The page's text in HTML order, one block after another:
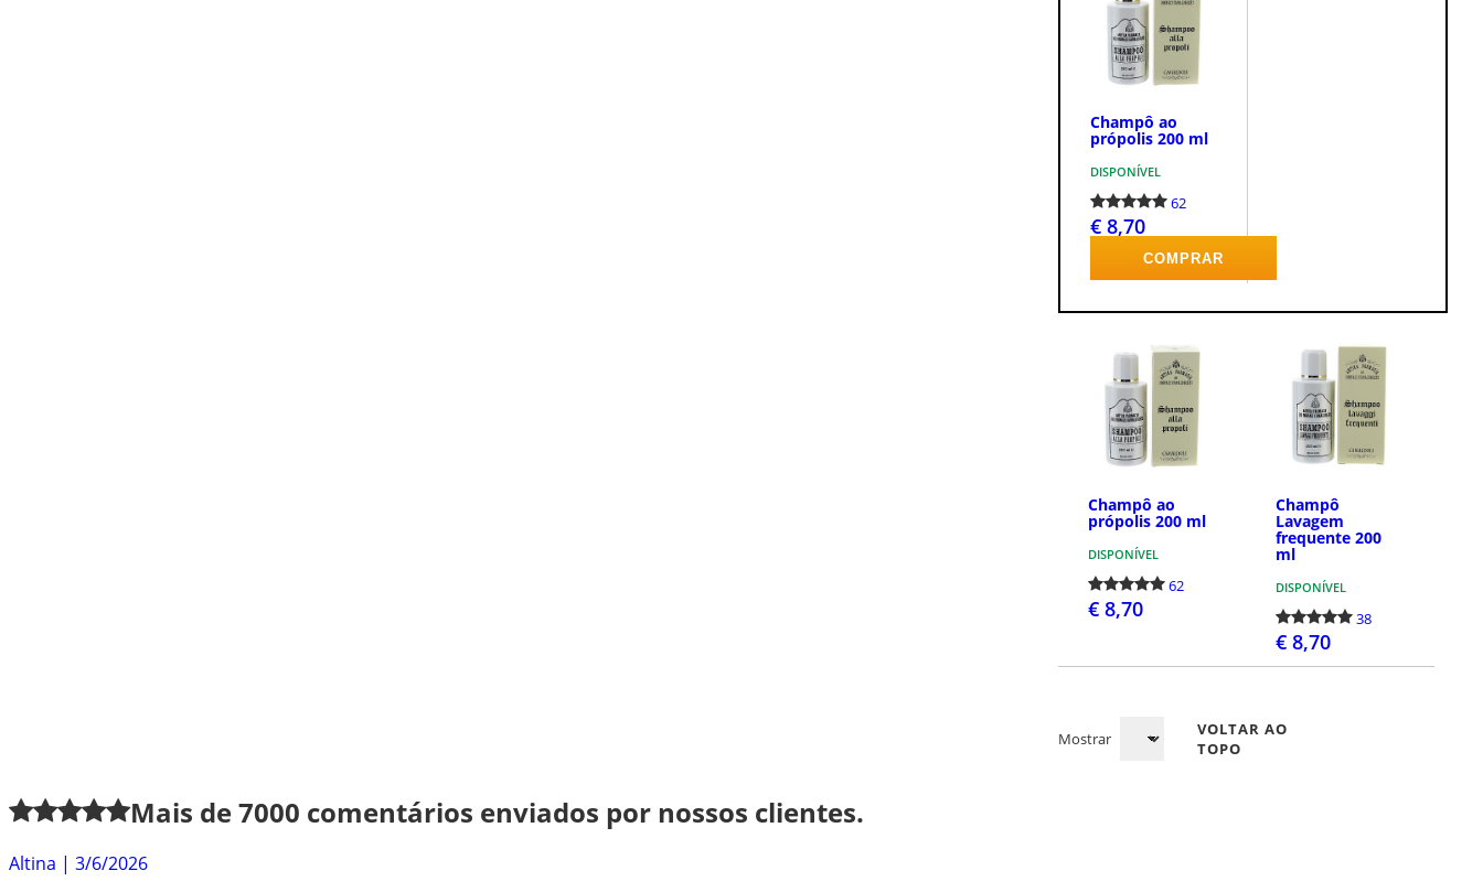
Champô ao
própolis 200 ml
DISPONÍVEL
62
€ 8,70
COMPRAR
Champô ao
própolis 200 ml
DISPONÍVEL
62
€ 8,70
Champô
Lavagem
frequente 200
ml
DISPONÍVEL
38
€ 8,70
Mostrar
VOLTAR AO
TOPO
Mais de7000 comentários enviados por nossos clientes.
Altina | 3/6/2026